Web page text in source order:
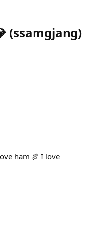
(ssamgjang)
ham 🍖 I love